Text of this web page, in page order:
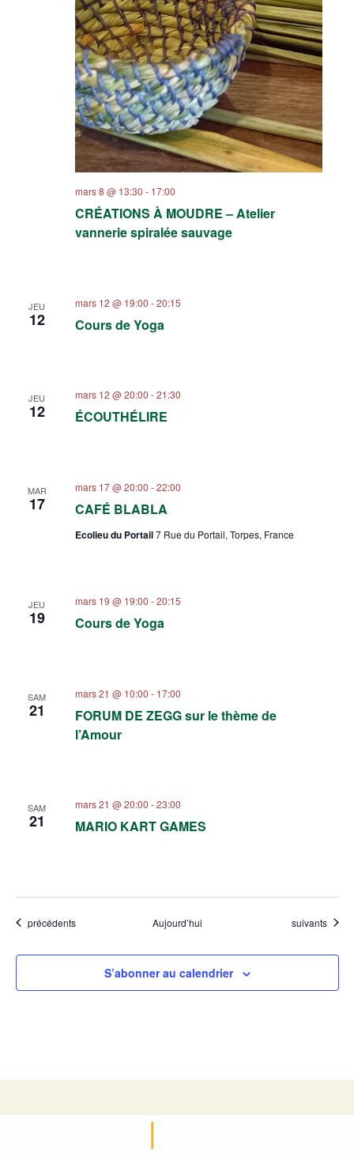
CRÉATIONS À MOUDRE – Atelier
vannerie spiralée sauvage
mars 8 @ 13:30 - 17:00
JEU
12 Cours de Yoga
mars 12 @ 19:00 -20:15
JEU
12 ÉCOUTHÉLIRE
mars 12 @ 20:00 -21:30
MAR
17 CAFÉ BLABLA
mars 17 @ 20:00 -22:00
Ecolieu du Portail7 Rue du Portail, Torpes, France
JEU
19 Cours de Yoga
mars 19 @ 19:00 -20:15
SAM
21
FORUM DE ZEGG sur le thème de
l’Amour
mars 21 @ 10:00 - 17:00
SAM
21 MARIO KART GAMES
mars 21 @ 20:00 -23:00
Évènements
précédents Aujourd’hui Évènements
suivants
S’abonner au calendrier